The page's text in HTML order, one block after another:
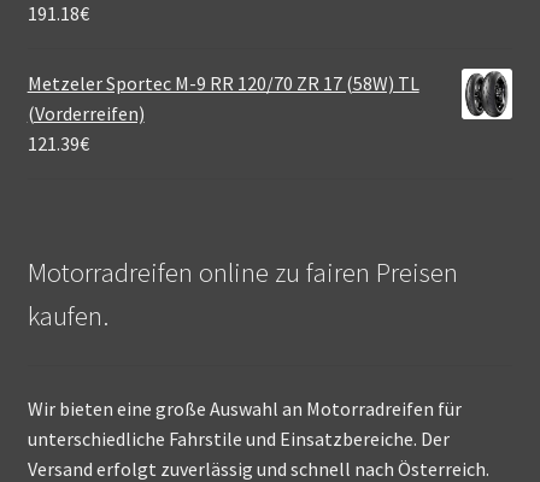
191.18€
Metzeler Sportec M-9 RR 120/70 ZR 17 (58W) TL
(Vorderreifen)
121.39€
Motorradreifen online zu fairen Preisen
kaufen.
Wir bieten eine große Auswahl an Motorradreifen für
unterschiedliche Fahrstile und Einsatzbereiche. Der
Versand erfolgt zuverlässig und schnell nach Österreich.